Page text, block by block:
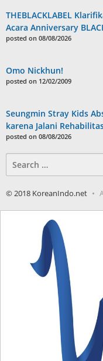
THEBLACKLABEL
Acara Anniversary
posted on 08/08/2026
Omo Nickhun!
posted on 12/02/2009
Seungmin Stray Kids
karena Jalani
posted on 08/08/2026
for:
© 2018 KoreanIndo.net